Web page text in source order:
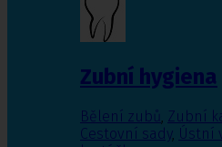
Zubní hygiena
Bělení zubů, Zubní
Cestovní sady, Ústní